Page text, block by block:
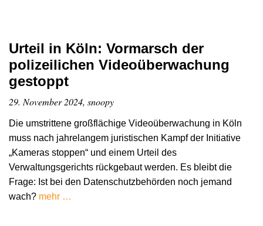
Urteil in Köln: Vormarsch der
polizeilichen Videoüberwachung
gestoppt
29. November 2024, snoopy
Die umstrittene großflächige Videoüberwachung in Köln
muss nach jahrelangem juristischen Kampf der Initiative
„Kameras stoppen“ und einem Urteil des
Verwaltungsgerichts rückgebaut werden. Es bleibt die
Frage: Ist bei den Datenschutzbehörden noch jemand
wach? mehr …